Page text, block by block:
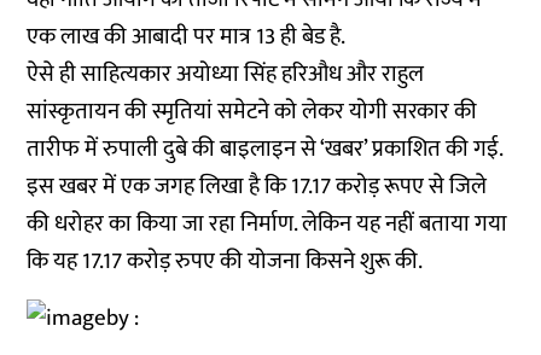
एक लाख की आबादी पर मात्र 13 ही बेड है.
ऐसे ही साहित्यकार अयोध्या सिंह हरिऔध और राहुल
सांस्कृतायन की स्मृतियां समेटने को लेकर योगी सरकार की
तारीफ में रुपाली दुबे की बाइलाइन से ‘खबर’ प्रकाशित की गई.
इस खबर में एक जगह लिखा है कि 17.17 करोड़ रूपए से जिले
की धरोहर का किया जा रहा निर्माण. लेकिन यह नहीं बताया गया
कि यह 17.17 करोड़ रुपए की योजना किसने शुरू की.